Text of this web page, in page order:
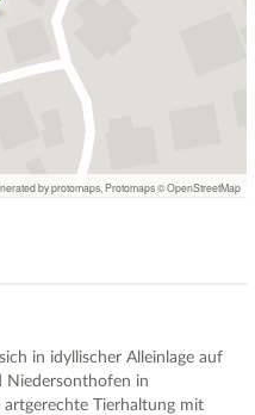
by protomaps Protomaps©OpenStreetMap
in idyllischer Alleinlage auf
Niedersonthofen in
Tierhaltung mit